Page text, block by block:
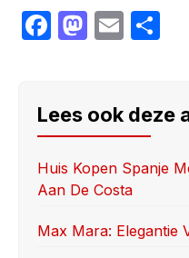
F
e
b
o
o
k
M
o
d
o
n
E
e
Lees ook deze
Huis Kopen Spanje
Aan De Costa
Max Mara: Elegantie